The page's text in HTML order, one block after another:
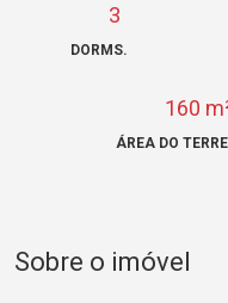
3
DORMS.
160
ÁREA DO
Sobre o imóvel